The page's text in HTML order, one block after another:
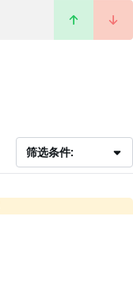
筛选条件: